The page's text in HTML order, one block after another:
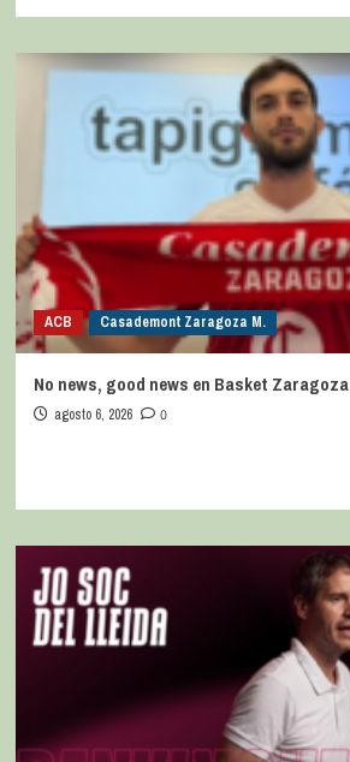
ACB Casademont Zaragoza M.
No news, good news en Basket Zaragoza
agosto 6, 2026 0